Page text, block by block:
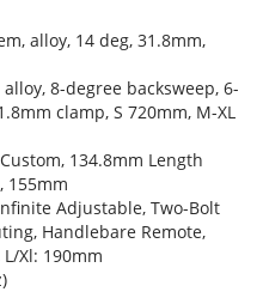
alloy, 14 deg, 31.8mm,
8-degree backsweep, 6-
clamp, S 720mm, M-XL
Custom, 134.8mm Length
155mm
Adjustable, Two-Bolt
Handlebare Remote,
Xl: 190mm